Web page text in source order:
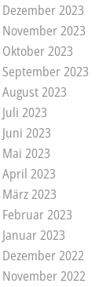
Dezember 2023
November 2023
Oktober 2023
September 2023
August 2023
Juli 2023
Juni 2023
Mai 2023
April 2023
März 2023
Februar 2023
Januar 2023
Dezember 2022
November 2022